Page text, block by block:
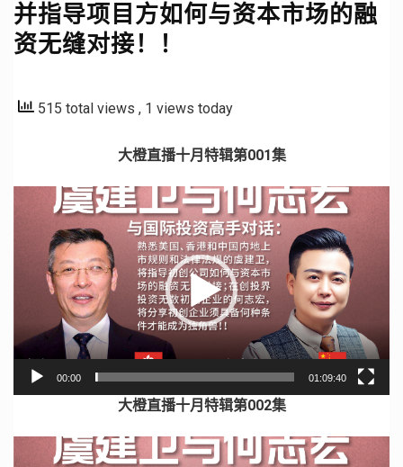
并指导项目方如何与资本市场的融
资无缝对接！！
515 total views , 1 views today
大橙直播十月特辑第001集
00:00 01:09:40
大橙直播十月特辑第002集